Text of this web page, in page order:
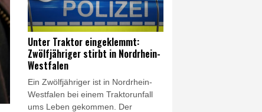
veröffentlichten Daten hervorging.
Der bisher niedrigste bekannte
Wasserstand war 2018 mit 23
Zentimetern registriert worden.
Unter Traktor eingeklemmt:
Zwölfjähriger stirbt in Nordrhein-
Westfalen
Ein Zwölfjähriger ist in Nordrhein-
Westfalen bei einem Traktorunfall
ums Leben gekommen. Der